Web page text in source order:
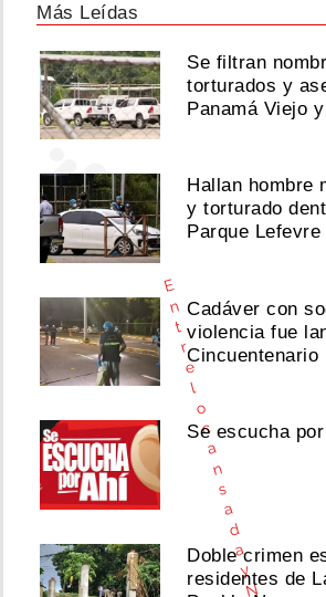
Ver
publicación
en
Instagram
E
n
t
r
e
l
o
c
a
n
s
a
d
a
y
N
Más Leídas
Se filtran
torturados y
Panamá Viejo
Hallan hombre
y torturado
Parque Lefevre
Cadáver con
violencia fue
Cincuentenario
Se escucha
Doble crimen
residentes de